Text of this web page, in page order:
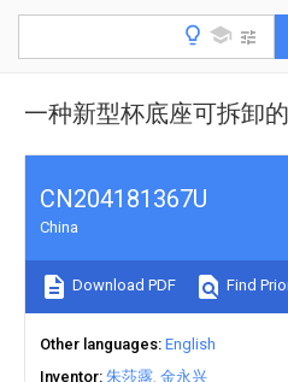
一种新型杯底座可拆卸
CN204181367U
China
Download PDF Find
Other languages English
Inventor 朱莎露 金永兴